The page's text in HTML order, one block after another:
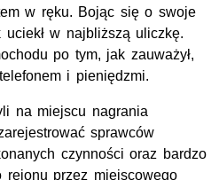
w ręku. Bojąc się o swoje
w najbliższą uliczkę.
po tym, jak zauważył,
i pieniędzmi.
na miejscu nagrania
sprawców
czynności oraz bardzo
rejonu przez miejscowego